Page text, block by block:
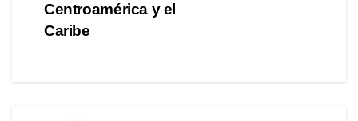
Centroamérica y el
Caribe